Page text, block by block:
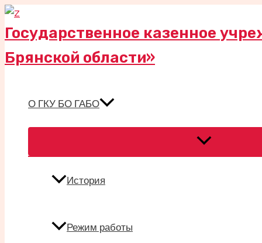
Перейти
кГосударственное казенное
Брянской области»
О ГКУ БО ГАБО
История
Режим работы